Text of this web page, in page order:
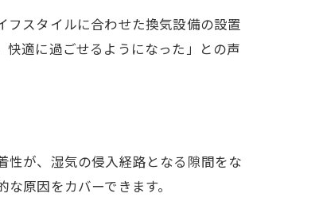
フスタイルに合わせた換気設備の設置
適に過ごせるようになった」との声
性が、湿気の侵入経路となる隙間をな
原因をカバーできます。